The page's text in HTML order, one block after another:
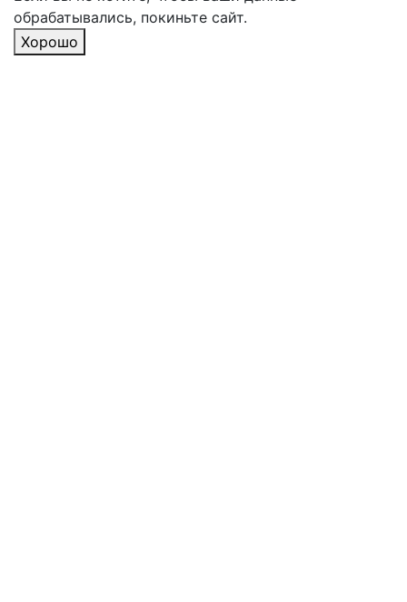
обрабатывались, покиньте сайт.
Хорошо